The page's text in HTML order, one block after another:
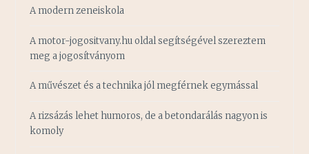
A modern zeneiskola
A motor-jogositvany.hu oldal segítségével szereztem
meg a jogosítványom
A művészet és a technika jól megférnek egymással
A rizsázás lehet humoros, de a betondarálás nagyon is
komoly